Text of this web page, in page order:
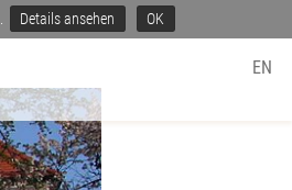
Details ansehen OK
EN